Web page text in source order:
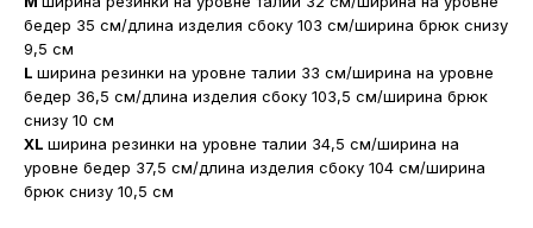
бедер 35 см/длина изделия сбоку 103 см/ширина брюк снизу
9,5 см
L ширина резинки на уровне талии 33 см/ширина на уровне
бедер 36,5 см/длина изделия сбоку 103,5 см/ширина брюк
снизу 10 см
XL ширина резинки на уровне талии 34,5 см/ширина на
уровне бедер 37,5 см/длина изделия сбоку 104 см/ширина
брюк снизу 10,5 см